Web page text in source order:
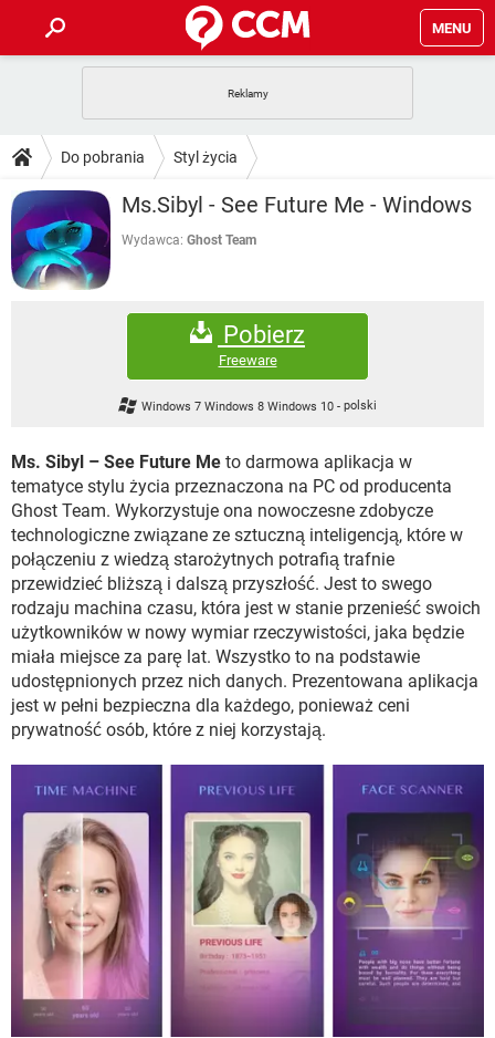
MENU
GRY
SPOTIFY NETFLIX
INSTAGRAM
WINDOWS 10
PORADY
PlayStation
GRY
SPOTIFY
DO POBRANIA
ANDROID
GRY
NETFLIX
FACEBOOK
FORUM
WHATSAPP
NETFLIX
FACEBOOK
TIKTOK
INSTAGRAM FACEBOOK
WINDOWS 10
Do pobrania Styl życia
Ms.Sibyl - See Future Me - Windows
Wydawca: Ghost Team
Pobierz
Freeware
Windows 7 Windows 8 Windows 10 - polski
Ms. Sibyl – See Future Me to darmowa aplikacja w
tematyce stylu życia przeznaczona na PC od producenta
Ghost Team. Wykorzystuje ona nowoczesne zdobycze
technologiczne związane ze sztuczną inteligencją, które w
połączeniu z wiedzą starożytnych potrafią trafnie
przewidzieć bliższą i dalszą przyszłość. Jest to swego
rodzaju machina czasu, która jest w stanie przenieść swoich
użytkowników w nowy wymiar rzeczywistości, jaka będzie
miała miejsce za parę lat. Wszystko to na podstawie
udostępnionych przez nich danych. Prezentowana aplikacja
jest w pełni bezpieczna dla każdego, ponieważ ceni
prywatność osób, które z niej korzystają.